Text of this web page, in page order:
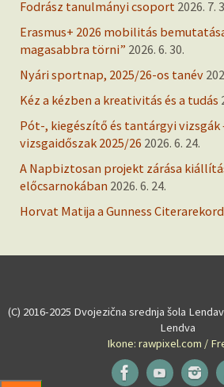
Fodrász tanulmányi csoport 2026. 7.
Erasmus+ 2026 mobilitás
magasabbra törni” 2026. 6. 30.
Nyári sportnap, 2025/26-os tanév
Kéz a kézben a kreativitás és a tudás
Pót-, kiegészítő és tantárgyi vizsgák
vizsgaidőszak 2025/26 2026. 6. 24.
A Napbiztosan projekt zárása
előcsarnokában 2026. 6. 24.
Horvat Matija a Gunness
(C) 2016-2025 Dvojezična srednja šola
Lendva
Ikone: rawpixel.com /